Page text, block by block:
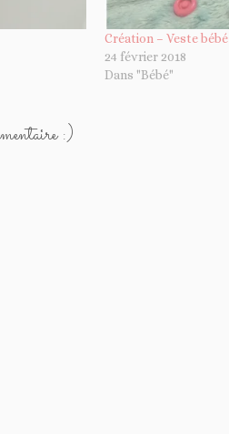
Création – Veste bébé
24 février 2018
Dans "Bébé"
:)